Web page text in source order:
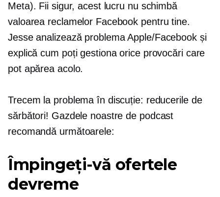
Meta). Fii sigur, acest lucru nu schimbă
valoarea reclamelor Facebook pentru tine.
Jesse analizează problema Apple/Facebook și
explică cum poți gestiona orice provocări care
pot apărea acolo.
Trecem la problema în discuție: reducerile de
sărbători! Gazdele noastre de podcast
recomandă următoarele:
Împingeți-vă ofertele
devreme